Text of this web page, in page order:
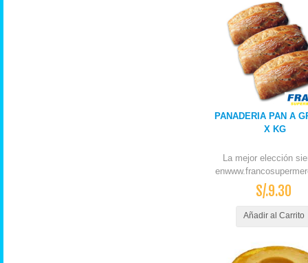
PANADERIA PAN A
X KG
La mejor elección
S/.9.30
Añadir al Carrito